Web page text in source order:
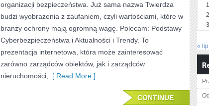
organizacji bezpieczeństwa. Już sama nazwa Twierdza
budzi wyobrażenia z zaufaniem, czyli wartościami, które w
branży ochrony mają ogromną wagę. Polecam: Podstawy
Cyberbezpieczeństwa i Aktualności i Trendy. To
prezentacja internetowa, która może zainteresować
zarówno zarządców obiektów, jak i zarządców
nieruchomości,
[ Read More ]
CONTINUE
« lip